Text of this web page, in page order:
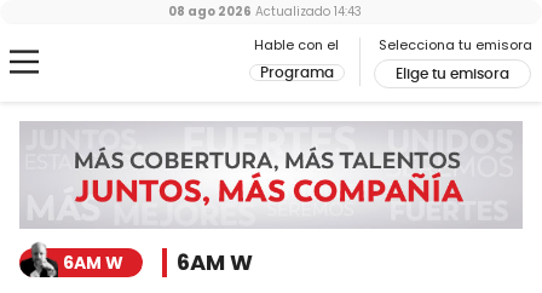
Hable con el
Programa
Selecciona tu emisora
Elige tu emisora
08 ago 2026 Actualizado 14:43
6AM W 6AM W